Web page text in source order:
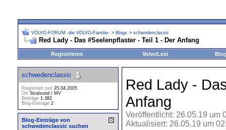
VOLVO-FORUM -die VOLVO-Familie- > Blogs > schwedenclassic
Red Lady - Das #Seelenpflaster - Teil 1 - Der Anfang
Registrieren VolvoLexi
Red Lady -
Anfang
Veröffentlicht: 26.05.19 um
Aktualisiert: 26.05.19 um
schwedenclassic
Registriert seit 25.04.2005
Ort Stralsund / MV
Beiträge 1.382
Blog-Einträge 2
Blog-Einträge von
schwedenclassic suchen